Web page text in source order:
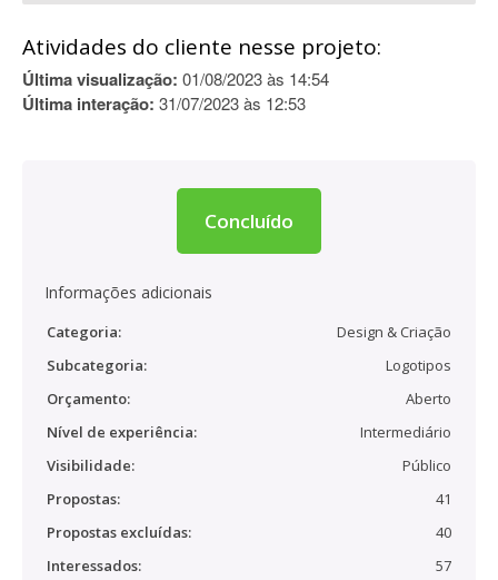
Atividades do cliente nesse projeto:
Última visualização: 01/08/2023 às 14:54
Última interação: 31/07/2023 às 12:53
Concluído
Informações adicionais
Categoria:
Design & Criação
Subcategoria:
Logotipos
Orçamento:
Aberto
Nível de experiência:
Intermediário
Visibilidade:
Público
Propostas:
41
Propostas excluídas:
40
Interessados:
57